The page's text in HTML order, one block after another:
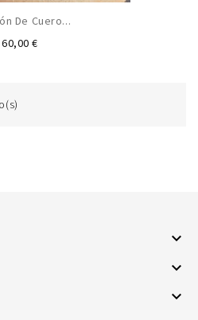
De Cuero...
60,00 €Precio


